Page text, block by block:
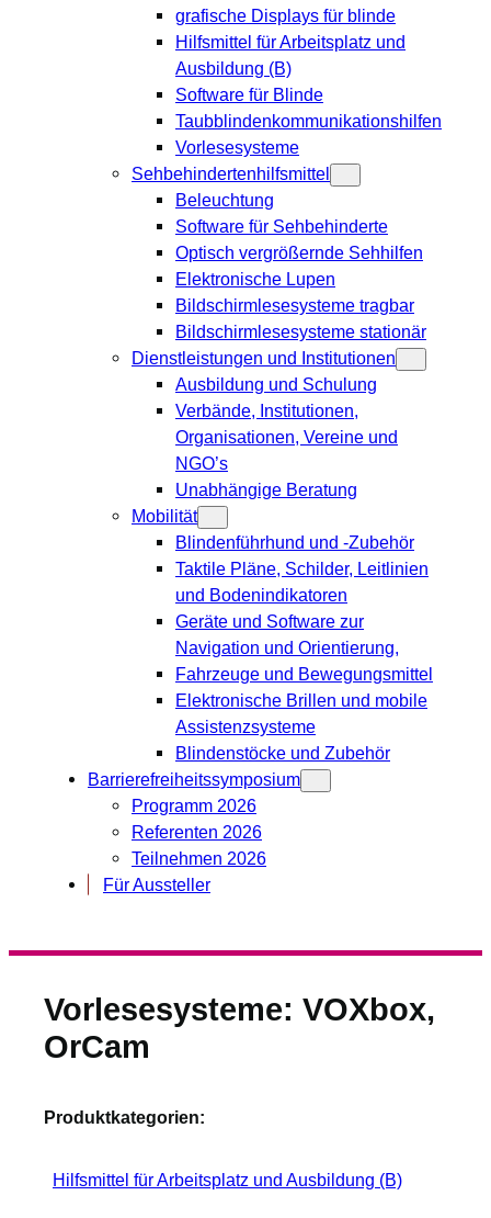
grafische Displays für blinde
Hilfsmittel für Arbeitsplatz und
Ausbildung (B)
Software für Blinde
Taubblindenkommunikationshilfen
Vorlesesysteme
Sehbehindertenhilfsmittel
Beleuchtung
Software für Sehbehinderte
Optisch vergrößernde Sehhilfen
Elektronische Lupen
Bildschirmlesesysteme tragbar
Bildschirmlesesysteme stationär
Dienstleistungen und Institutionen
Ausbildung und Schulung
Verbände, Institutionen,
Organisationen, Vereine und
NGO’s
Unabhängige Beratung
Mobilität
Blindenführhund und -Zubehör
Taktile Pläne, Schilder, Leitlinien
und Bodenindikatoren
Geräte und Software zur
Navigation und Orientierung,
Fahrzeuge und Bewegungsmittel
Elektronische Brillen und mobile
Assistenzsysteme
Blindenstöcke und Zubehör
Barrierefreiheitssymposium
Programm 2026
Referenten 2026
Teilnehmen 2026
Für Aussteller
Vorlesesysteme: VOXbox,
OrCam
Produktkategorien:
Hilfsmittel für Arbeitsplatz und Ausbildung (B)